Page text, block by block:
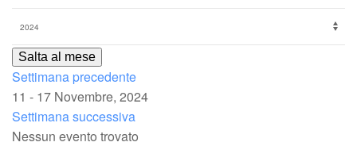
Salta al mese
Settimana precedente
11 - 17 Novembre, 2024
Settimana successiva
Nessun evento trovato